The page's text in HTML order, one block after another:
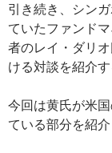
引き続き、シン
ていたファンド
者のレイ・ダリ
ける対談を紹介す
今回は黄氏が米
ている部分を紹介